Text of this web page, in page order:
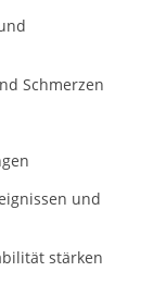
Schmerzen
und
stärken